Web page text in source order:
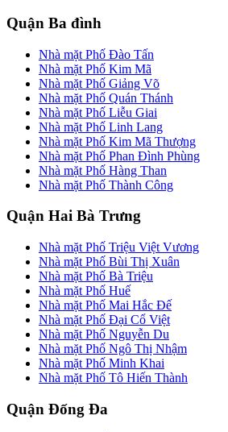
Quận Ba đình
Nhà mặt Phố Đào Tấn
Nhà mặt Phố Kim Mã
Nhà mặt Phố Giảng Võ
Nhà mặt Phố Quán Thánh
Nhà mặt Phố Liễu Giai
Nhà mặt Phố Linh Lang
Nhà mặt Phố Kim Mã Thượng
Nhà mặt Phố Phan Đình Phùng
Nhà mặt Phố Hàng Than
Nhà mặt Phố Thành Công
Quận Hai Bà Trưng
Nhà mặt Phố Triệu Việt Vương
Nhà mặt Phố Bùi Thị Xuân
Nhà mặt Phố Bà Triệu
Nhà mặt Phố Huế
Nhà mặt Phố Mai Hắc Đế
Nhà mặt Phố Đại Cổ Việt
Nhà mặt Phố Nguyễn Du
Nhà mặt Phố Ngô Thị Nhậm
Nhà mặt Phố Minh Khai
Nhà mặt Phố Tô Hiến Thành
Quận Đống Đa